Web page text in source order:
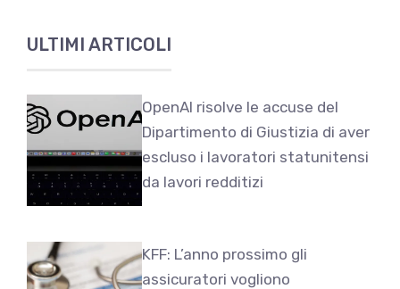
ULTIMI ARTICOLI
OpenAI risolve le accuse del
Dipartimento di Giustizia di aver
escluso i lavoratori statunitensi
da lavori redditizi
KFF: L’anno prossimo gli
assicuratori vogliono